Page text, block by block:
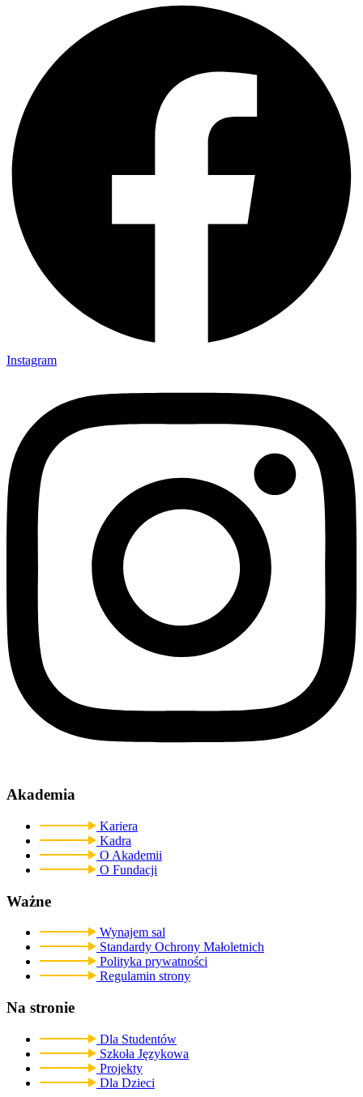
Instagram
Akademia
Kariera
Kadra
O Akademii
O Fundacji
Ważne
Wynajem sal
Standardy Ochrony Małoletnich
Polityka prywatności
Regulamin strony
Na stronie
Dla Studentów
Szkoła Językowa
Projekty
Dla Dzieci